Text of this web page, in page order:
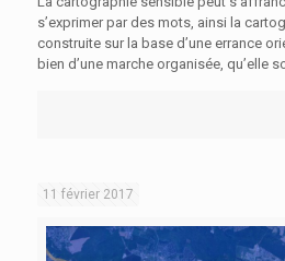
s’exprimer par des mots, ainsi la
construite sur la base d’une errance
bien d’une marche organisée, qu’elle
11 février 2017